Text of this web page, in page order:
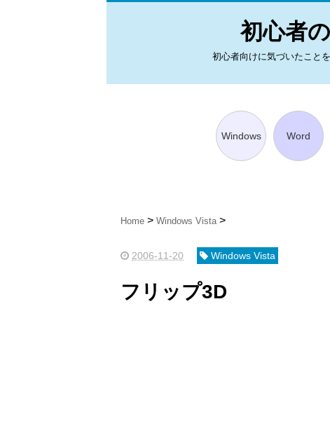
初心者
初心者向けに気づいたこと
Windows Word
Home Windows Vista
2006-11-20 Windows Vista
フリップ3D